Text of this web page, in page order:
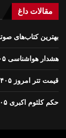
مقالات داغ
بهترین کتاب‌های
هشدار هواشناسی ۱۴۰۵؛ بارش و گردوخاک در چندین استان
قیمت تتر امروز ۱۴۰۵؛ کاهش نرخ در بازار ارز دیجیتال
حکم کلثوم اکبری ۱۴۰۵؛ ۱۰ قصاص در انتظار اجرای حکم